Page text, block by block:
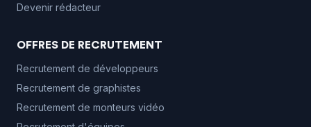
Devenir rédacteur
OFFRES DE RECRUTEMENT
Recrutement de développeurs
Recrutement de graphistes
Recrutement de monteurs vidéo